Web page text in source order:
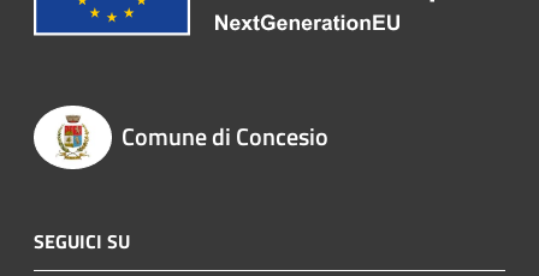
Comune di Concesio
SEGUICI SU